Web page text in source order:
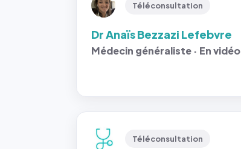
Téléconsultation
Dr Anaïs Bezzazi Lefebvre
Médecin généraliste · En vidéo
Téléconsultation